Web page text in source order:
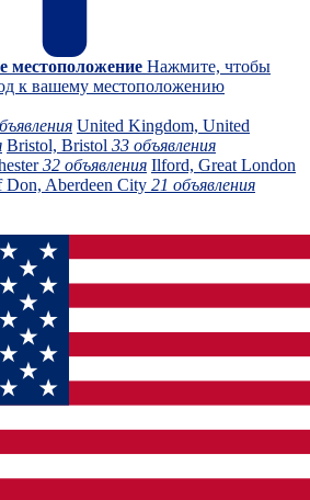
местоположение Нажмите, чтобы
к вашему местоположению
United Kingdom, United
Bristol, Bristol 33 объявления
32 объявления Ilford, Great London
Don, Aberdeen City 21 объявления